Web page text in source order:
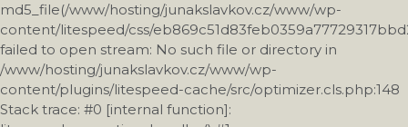
md5_file(/www/hosting/junakslavkov.cz/www/wp-
content/litespeed/css/
failed to open stream: No such file or directory in
/www/hosting/junakslavkov.cz/www/wp-
content/plugins/litespeed-cache/src/optimizer.cls.php:148
Stack trace: #0 [internal function]: